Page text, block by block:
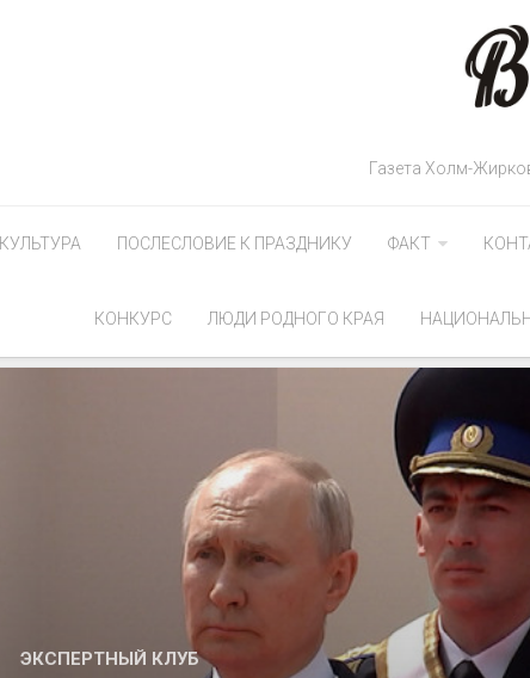
Газета Холм-
КУЛЬТУРА ПОСЛЕСЛОВИЕ К ПРАЗДНИКУ ФАКТ
КОНКУРС ЛЮДИ РОДНОГО КРАЯ
ЭКСПЕРТНЫЙ КЛУБ